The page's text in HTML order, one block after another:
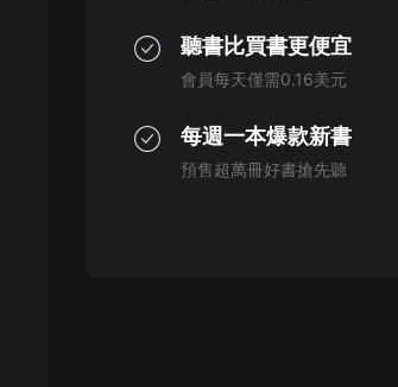
聽書比買書更便宜
會員每天僅需0.16美元
每週一本爆款新書
預售超萬冊好書搶先聽